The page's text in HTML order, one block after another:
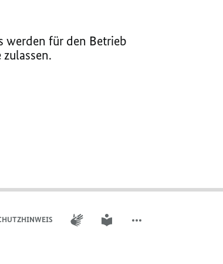
werden für den Betrieb
GEBÄRDENSPRACHE
LEICHTE SPRACHE